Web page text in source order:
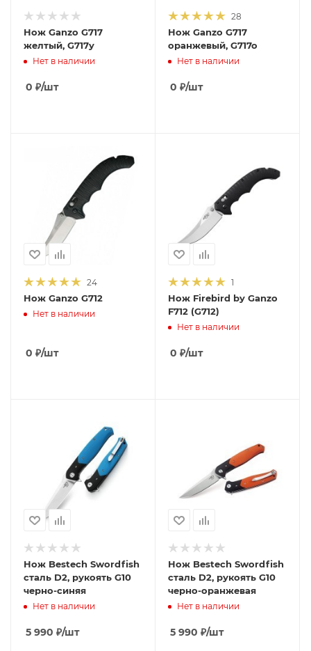
Нож Ganzo G717
желтый, G717y
Нет в наличии
0 ₽/шт
28
Нож Ganzo G717
оранжевый, G717o
Нет в наличии
0 ₽/шт
24
Нож Ganzo G712
Нет в наличии
0 ₽/шт
1
Нож Firebird by Ganzo
F712 (G712)
Нет в наличии
0 ₽/шт
Нож Bestech Swordfish
сталь D2, рукоять G10
черно-синяя
Нет в наличии
5 990 ₽/шт
Нож Bestech Swordfish
сталь D2, рукоять G10
черно-оранжевая
Нет в наличии
5 990 ₽/шт